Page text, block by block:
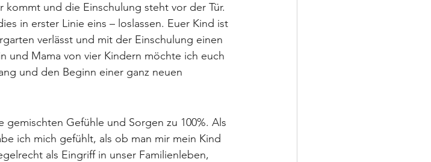
und die Einschulung steht vor der Tür.
in erster Linie eins – loslassen. Euer Kind ist
verlässt und mit der Einschulung einen
und Mama von vier Kindern möchte ich euch
und den Beginn einer ganz neuen
Gefühle und Sorgen zu 100%. Als
ich mich gefühlt, als ob man mir mein Kind
als Eingriff in unser Familienleben,